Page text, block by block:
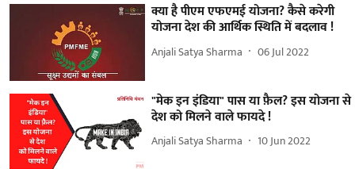
क्या है पीएम एफएमई योजना? कैसे करेगी
योजना देश की आर्थिक स्थिति में बदलाव !
Anjali Satya Sharma 06 Jul 2022
"मेक इन इंडिया" पास या फ़ैल? इस योजना से
देश को मिलने वाले फायदे !
Anjali Satya Sharma 10 Jun 2022